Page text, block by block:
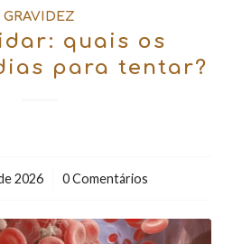
GRAVIDEZ
quais os
para tentar?
2026 0 Comentários